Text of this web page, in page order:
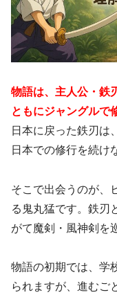
物語は、主人公・鉄
ともにジャングルで
日本に戻った鉄刃は
日本での修行を続け
そこで出会うのが、
る鬼丸猛です。鉄刃
がて魔剣・風神剣を
物語の初期では、学
られますが、進むご